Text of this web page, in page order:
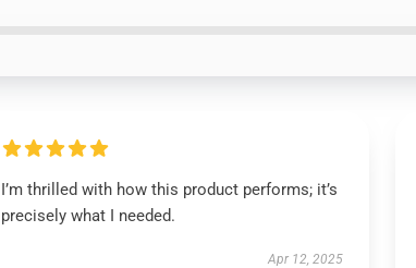
I’m thrilled with how this product performs; it’s
precisely what I needed.
Apr 12, 2025